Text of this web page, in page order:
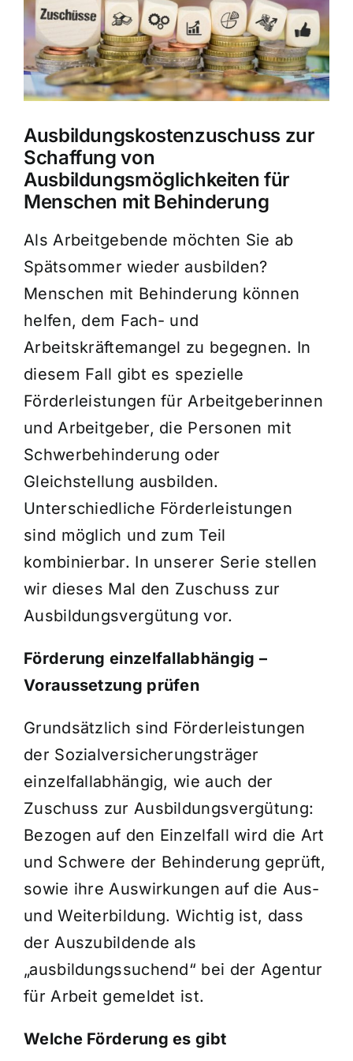
Verbundpartner
Aktuelles
Suche
nach:
Bild
Ausbildungskostenzuschuss zur
Schaffung von
Ausbildungsmöglichkeiten für
Menschen mit Behinderung
Als Arbeitgebende möchten Sie ab
Spätsommer wieder ausbilden?
Menschen mit Behinderung können
helfen, dem Fach- und
Arbeitskräftemangel zu begegnen. In
diesem Fall gibt es spezielle
Förderleistungen für Arbeitgeberinnen
und Arbeitgeber, die Personen mit
Schwerbehinderung oder
Gleichstellung ausbilden.
Unterschiedliche Förderleistungen
sind möglich und zum Teil
kombinierbar. In unserer Serie stellen
wir dieses Mal den Zuschuss zur
Ausbildungsvergütung vor.
Förderung einzelfallabhängig –
Voraussetzung prüfen
Grundsätzlich sind Förderleistungen
der Sozialversicherungsträger
einzelfallabhängig, wie auch der
Zuschuss zur Ausbildungsvergütung:
Bezogen auf den Einzelfall wird die Art
und Schwere der Behinderung geprüft,
sowie ihre Auswirkungen auf die Aus-
und Weiterbildung. Wichtig ist, dass
der Auszubildende als
„ausbildungssuchend“ bei der Agentur
für Arbeit gemeldet ist.
Welche Förderung es gibt